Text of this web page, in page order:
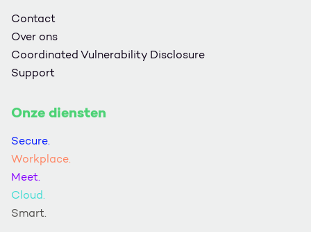
Contact
Over ons
Coordinated Vulnerability Disclosure
Support
Onze diensten
Secure.
Workplace.
Meet.
Cloud.
Smart.